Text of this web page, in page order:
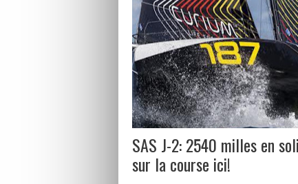
SAS J-2: 2540 milles en
sur la course ici!